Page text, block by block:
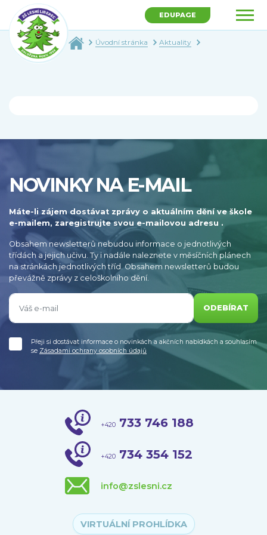
EDUPAGE
Úvodní stránka Aktuality
NOVINKY NA E-MAIL
Máte-li zájem dostávat zprávy o aktuálním dění ve škole
e-mailem, zaregistrujte svou e-mailovou adresu .
Obsahem newsletterů nebudou informace o jednotlivých
třídách a jejich učivu. Ty i nadále naleznete v měsíčních plánech
na stránkách jednotlivých tříd. Obsahem newsletterů budou
převážně zprávy z celoškolního dění.
ODEBÍRAT
Přeji si dostávat informace o novinkách a akčních nabídkách a souhlasím
se Zásadami ochrany osobních údajů
+420 733 746 188
+420 734 354 152
info@zslesni.cz
VIRTUÁLNÍ PROHLÍDKA